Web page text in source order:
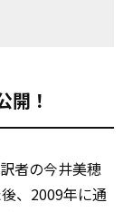
開！
者の今井美穂
、2009年に通